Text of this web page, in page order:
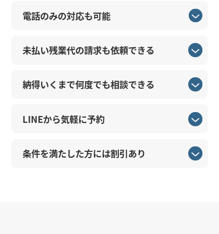
電話のみの対応も可能
未払い残業代の請求も依頼できる
納得いくまで何度でも相談できる
LINEから気軽に予約
条件を満たした方には割引あり